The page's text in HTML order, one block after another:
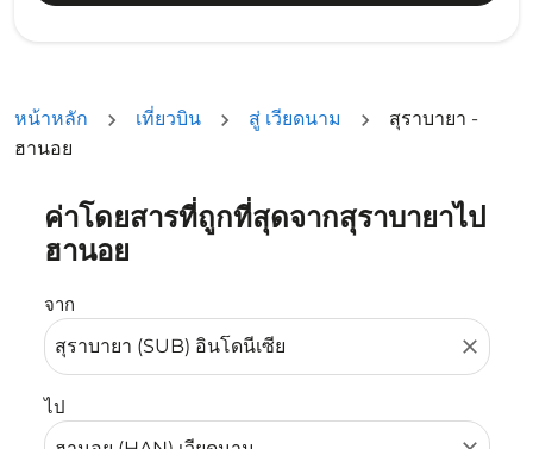
หน้าหลัก เที่ยวบิน สู่ เวียดนาม
สุราบายา -
ฮานอย
ค่าโดยสารที่ถูกที่สุดจากสุราบายาไป
ฮานอย
จาก
close
ไป
ลองอัปเดตเส้นทางของคุณ (ต้นทางและ/หรือปลายทาง) หรื